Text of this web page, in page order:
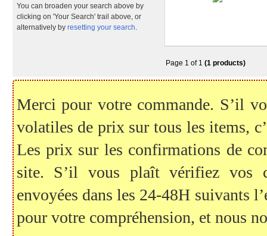
You can broaden your search above by
clicking on 'Your Search' trail above, or
alternatively by resetting your search.
Page 1 of 1 (1 products)
Merci pour votre commande. S’il
volatiles de prix sur tous les items,
Les prix sur les confirmations de
site. S’il vous plaît vérifiez vos
envoyées dans les 24-48H suivants
pour votre compréhension, et nous